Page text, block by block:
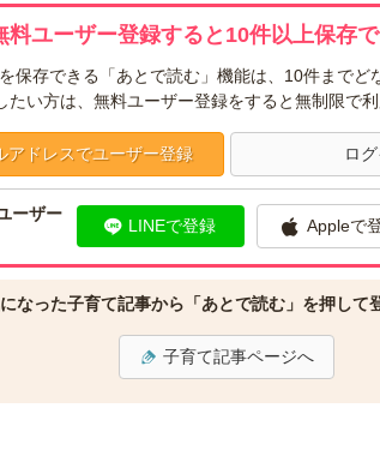
料ユーザー登録すると10件以上保存で
保存できる「あとで読む」機能は、10件までど
たい方は、無料ユーザー登録をすると無制限で利
アドレスでユーザー登録 ロ
ーザー
LINEで登録 Appleで
なった子育て記事から「あとで読む」を押して
子育て記事ページへ